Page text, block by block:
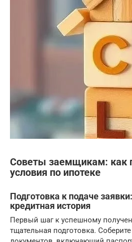
Советы заемщикам: как
условия по ипотеке
Подготовка к подаче
кредитная история
Первый шаг к успешному
тщательная подготовка.